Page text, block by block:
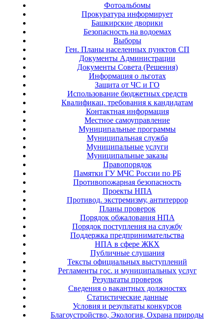
Фотоальбомы
Прокуратура информирует
Башкирские дворики
Безопасность на водоемах
Выборы
Ген. Планы населенных пунктов СП
Документы Администрации
Документы Совета (Решения)
Информация о льготах
Защита от ЧС и ГО
Использование бюджетных средств
Квалификац. требования к кандидатам
Контактная информация
Местное самоуправление
Муниципальные программы
Муниципальная служба
Муниципальные услуги
Муниципальные заказы
Правопорядок
Памятки ГУ МЧС России по РБ
Противопожарная безопасность
Проекты НПА
Противод. экстремизму, антитеррор
Планы проверок
Порядок обжалования НПА
Порядок поступления на службу
Поддержка предпринимательства
НПА в сфере ЖКХ
Публичные слушания
Тексты официальных выступлений
Регламенты гос. и муниципальных услуг
Результаты проверок
Сведения о вакантных должностях
Статистические данные
Условия и результаты конкурсов
Благоустройство, Экология, Охрана природы